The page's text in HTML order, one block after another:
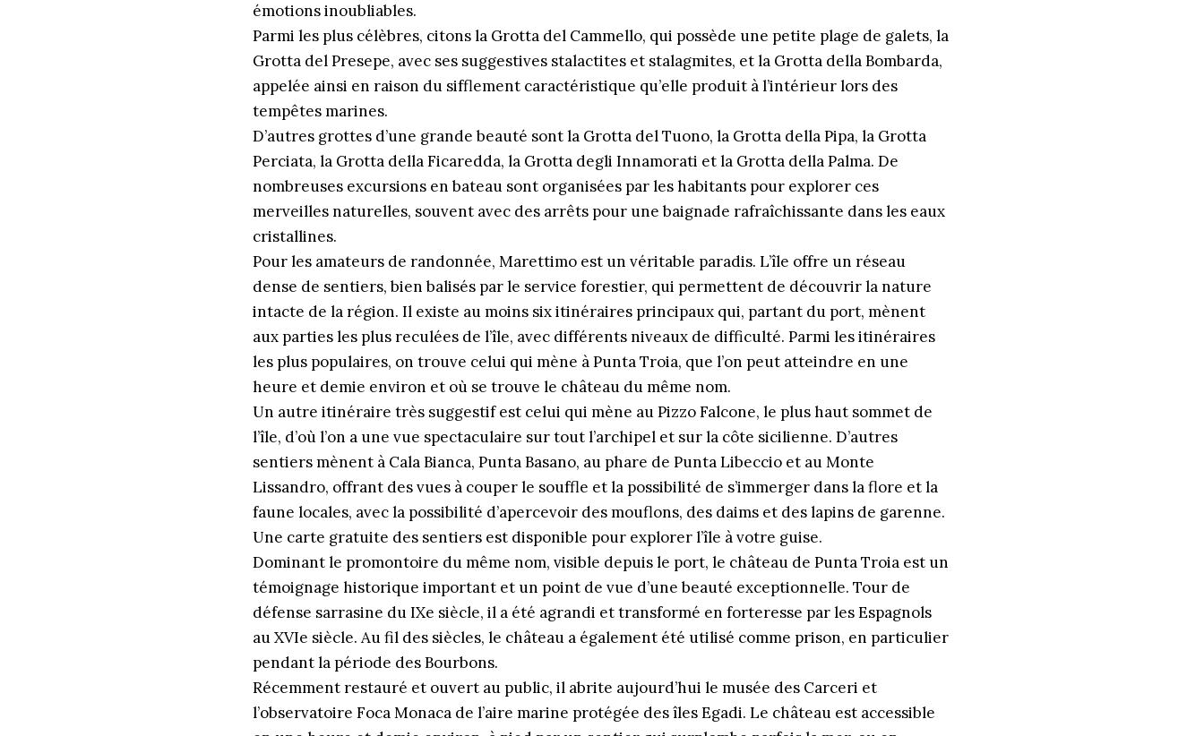
émotions inoubliables.
Parmi les plus célèbres, citons la Grotta del Cammello, qui possède une petite plage de galets, la
Grotta del Presepe, avec ses suggestives stalactites et stalagmites, et la Grotta della Bombarda,
appelée ainsi en raison du sifflement caractéristique qu’elle produit à l’intérieur lors des
tempêtes marines.
D’autres grottes d’une grande beauté sont la Grotta del Tuono, la Grotta della Pipa, la Grotta
Perciata, la Grotta della Ficaredda, la Grotta degli Innamorati et la Grotta della Palma. De
nombreuses excursions en bateau sont organisées par les habitants pour explorer ces
merveilles naturelles, souvent avec des arrêts pour une baignade rafraîchissante dans les eaux
cristallines.
Pour les amateurs de randonnée, Marettimo est un véritable paradis. L’île offre un réseau
dense de sentiers, bien balisés par le service forestier, qui permettent de découvrir la nature
intacte de la région. Il existe au moins six itinéraires principaux qui, partant du port, mènent
aux parties les plus reculées de l’île, avec différents niveaux de difficulté. Parmi les itinéraires
les plus populaires, on trouve celui qui mène à Punta Troia, que l’on peut atteindre en une
heure et demie environ et où se trouve le château du même nom.
Un autre itinéraire très suggestif est celui qui mène au Pizzo Falcone, le plus haut sommet de
l’île, d’où l’on a une vue spectaculaire sur tout l’archipel et sur la côte sicilienne. D’autres
sentiers mènent à Cala Bianca, Punta Basano, au phare de Punta Libeccio et au Monte
Lissandro, offrant des vues à couper le souffle et la possibilité de s’immerger dans la flore et la
faune locales, avec la possibilité d’apercevoir des mouflons, des daims et des lapins de garenne.
Une carte gratuite des sentiers est disponible pour explorer l’île à votre guise.
Dominant le promontoire du même nom, visible depuis le port, le château de Punta Troia est un
témoignage historique important et un point de vue d’une beauté exceptionnelle. Tour de
défense sarrasine du IXe siècle, il a été agrandi et transformé en forteresse par les Espagnols
au XVIe siècle. Au fil des siècles, le château a également été utilisé comme prison, en particulier
pendant la période des Bourbons.
Récemment restauré et ouvert au public, il abrite aujourd’hui le musée des Carceri et
l’observatoire Foca Monaca de l’aire marine protégée des îles Egadi. Le château est accessible